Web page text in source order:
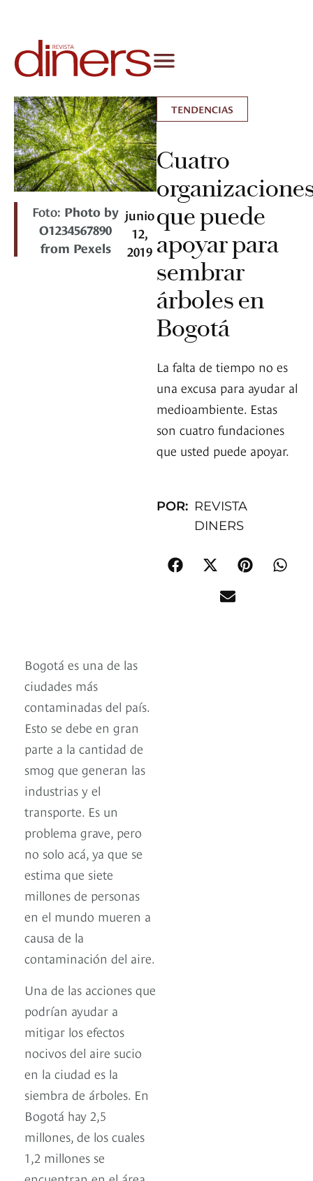
Foto: Photo by
O1234567890
from Pexels
junio
12,
2019
TENDENCIAS
Cuatro
que puede
apoyar para
sembrar
árboles en
Bogotá
La falta de tiempo no es
una excusa para ayudar al
medioambiente. Estas
son cuatro fundaciones
que usted puede apoyar.
POR: REVISTA
DINERS
Bogotá es una de las
ciudades más
contaminadas del país.
Esto se debe en gran
parte a la cantidad de
smog que generan las
industrias y el
transporte. Es un
problema grave, pero
no solo acá, ya que se
estima que siete
millones de personas
en el mundo mueren a
causa de la
contaminación del aire.
Una de las acciones que
podrían ayudar a
mitigar los efectos
nocivos del aire sucio
en la ciudad es la
siembra de árboles. En
Bogotá hay 2,5
millones, de los cuales
1,2 millones se